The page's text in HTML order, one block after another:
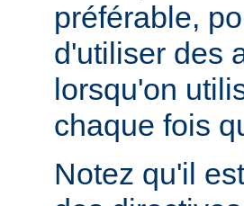
préférable,
d'utiliser des
lorsqu'on
chaque fois
Notez qu'il